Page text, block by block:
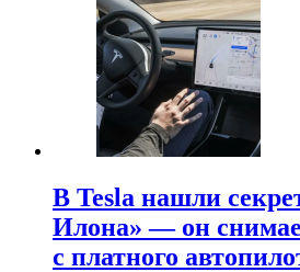
В Tesla нашли
Илона» — он
с платного